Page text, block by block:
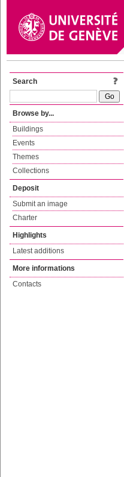
Search
Browse by...
Buildings
Events
Themes
Collections
Deposit
Submit an image
Charter
Highlights
Latest additions
More informations
Contacts